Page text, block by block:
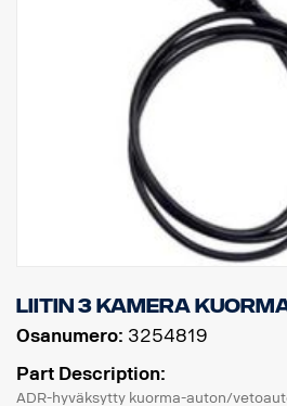
Liitin 3 kamera
Osanumero: 3254819
Part Description:
ADR-hyväksytty kuorma-auton/